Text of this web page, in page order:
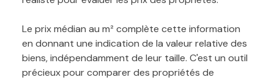
Le prix médian au m² complète cette information
en donnant une indication de la valeur relative des
biens, indépendamment de leur taille. C'est un outil
précieux pour comparer des propriétés de